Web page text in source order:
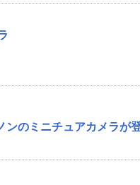
ンのミニチュアカメラが